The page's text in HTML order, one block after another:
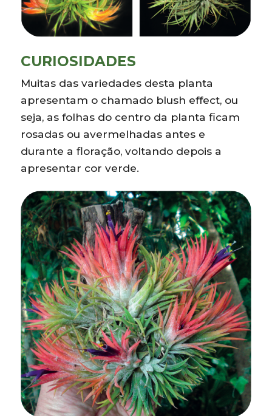
CURIOSIDADES
Muitas das variedades desta planta
apresentam o chamado blush effect, ou
seja, as folhas do centro da planta ficam
rosadas ou avermelhadas antes e
durante a floração, voltando depois a
apresentar cor verde.